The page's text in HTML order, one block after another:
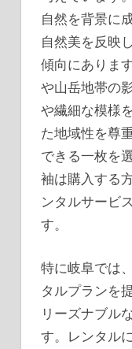
自然を背景に
自然美を反映
傾向にありま
や山岳地帯の
や繊細な模様
た地域性を尊
できる一枚を
袖は購入する
ンタルサービ
す。
特に岐阜では
タルプランを
リーズナブル
す。レンタル